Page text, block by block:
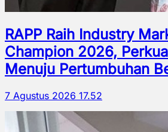
RAPP Raih Industry
Champion 2026,
Menuju Pertumbuhan
7 Agustus 2026 17.52